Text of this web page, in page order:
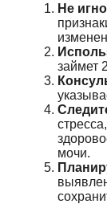
Не
займет
мочи.